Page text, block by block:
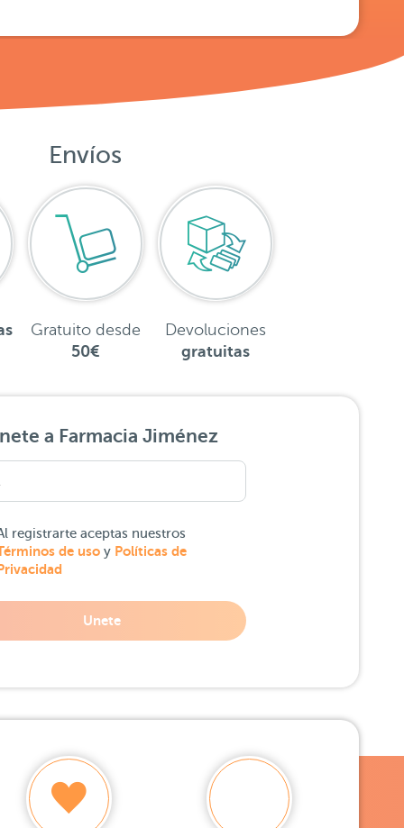
Envíos
Gratuito desde
50€
Devoluciones
gratuitas
a Farmacia Jiménez
registrarte aceptas nuestros
de uso y Políticas de
Unete